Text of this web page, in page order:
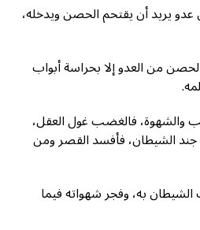
يريد أن يقتحم الحصن ويدخله،
من العدو إلا بحراسة أبواب
والشهوة، فالغضب غول العقل،
الشيطان، فأفسد القصر ومن
به، وفجر شهواته فيما